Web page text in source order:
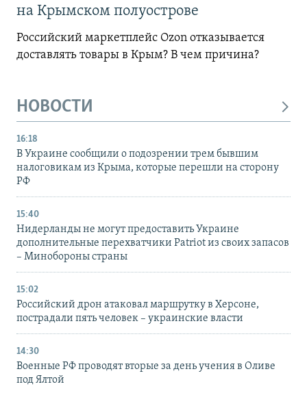
на Крымском полуострове
Российский маркетплейс Ozon отказывается
доставлять товары в Крым? В чем причина?
НОВОСТИ
16:18
В Украине сообщили о подозрении трем бывшим
налоговикам из Крыма, которые перешли на сторону
РФ
15:40
Нидерланды не могут предоставить Украине
дополнительные перехватчики Patriot из своих запасов
– Минобороны страны
15:02
Российский дрон атаковал маршрутку в Херсоне,
пострадали пять человек – украинские власти
14:30
Военные РФ проводят вторые за день учения в Оливе
под Ялтой